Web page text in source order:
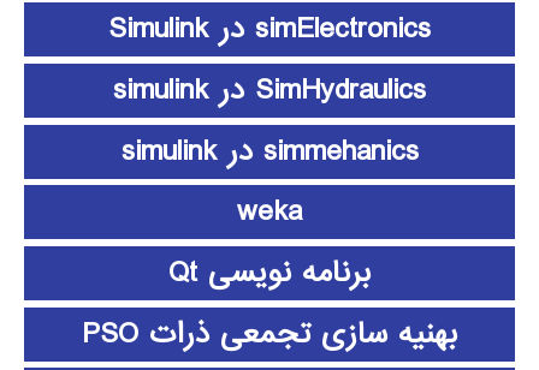
simElectronics در Simulink
SimHydraulics در simulink
simmehanics در simulink
weka
برنامه نویسی Qt
بهنیه سازی تجمعی ذرات PSO